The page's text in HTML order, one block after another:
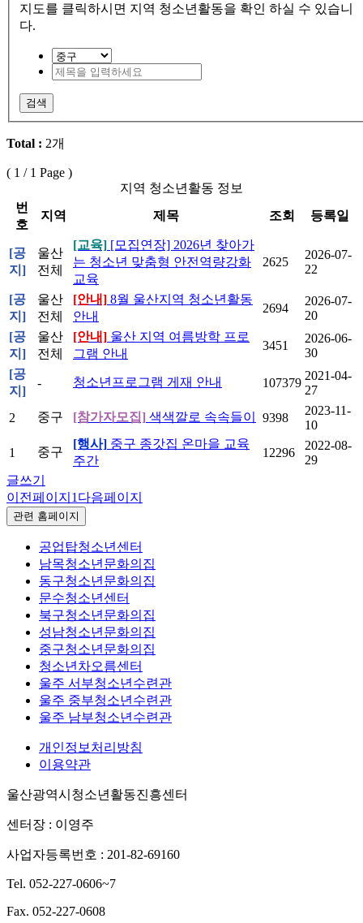
지도를 클릭하시면 지역 청소년활동을 확인 하실 수 있습니
다.
검색
Total : 2개
( 1 / 1 Page )
지역 청소년활동 정보
번
호
지역 제목 조회 등록일
[공
지]
울산
전체
[교육] [모집연장] 2026년 찾아가
는 청소년 맞춤형 안전역량강화
교육
2625
2026-07-
22
[공
지]
울산
전체
[안내] 8월 울산지역 청소년활동
안내
2694
2026-07-
20
[공
지]
울산
전체
[안내] 울산 지역 여름방학 프로
그램 안내
3451
2026-06-
30
[공
지]
- 청소년프로그램 게재 안내 107379
2021-04-
27
2
중구 [참가자모집] 색색깔로 속속들이 9398
2023-11-
10
1
중구
[행사] 중구 종갓집 온마을 교육
주간
12296
2022-08-
29
글쓰기
이전페이지 1 다음페이지
관련 홈페이지
공업탑청소년센터
남목청소년문화의집
동구청소년문화의집
문수청소년센터
북구청소년문화의집
성남청소년문화의집
중구청소년문화의집
청소년차오름센터
울주 서부청소년수련관
울주 중부청소년수련관
울주 남부청소년수련관
개인정보처리방침
이용약관
울산광역시청소년활동진흥센터
센터장 : 이영주
사업자등록번호 : 201-82-69160
Tel. 052-227-0606~7
Fax. 052-227-0608